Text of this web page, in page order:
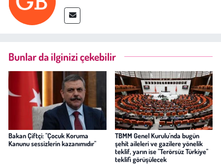
Bunlar da ilginizi çekebilir
Bakan Çiftçi: "Çocuk Koruma
Kanunu sessizlerin kazanımıdır"
TBMM Genel Kurulu'nda bugün
şehit aileleri ve gazilere yönelik
teklif, yarın ise "Terörsüz Türkiye"
teklifi görüşülecek